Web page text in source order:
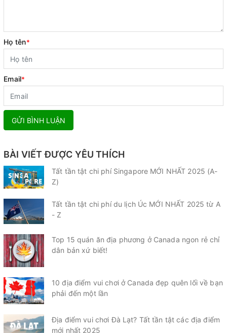
Họ tên*
Email*
GỬI BÌNH LUẬN
BÀI VIẾT ĐƯỢC YÊU THÍCH
Tất tần tật chi phí Singapore MỚI NHẤT 2025 (A-
Z)
Tất tần tật chi phí du lịch Úc MỚI NHẤT 2025 từ A
- Z
Top 15 quán ăn địa phương ở Canada ngon rẻ chỉ
dân bản xứ biết!
10 địa điểm vui chơi ở Canada đẹp quên lối về bạn
phải đến một lần
Địa điểm vui chơi Đà Lạt? Tất tần tật các địa điểm
mới nhất 2025